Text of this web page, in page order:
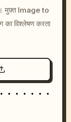
sunset, neon
--v 6.0
मुफ़्त Image to
का विश्लेषण करता